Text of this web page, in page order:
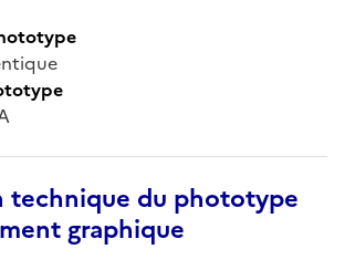
technique du phototype
graphique